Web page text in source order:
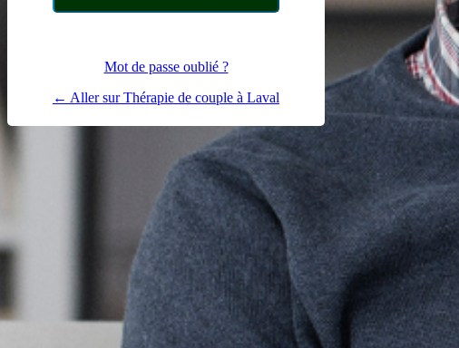
Mot de passe oublié ?
← Aller sur Thérapie de couple à Laval